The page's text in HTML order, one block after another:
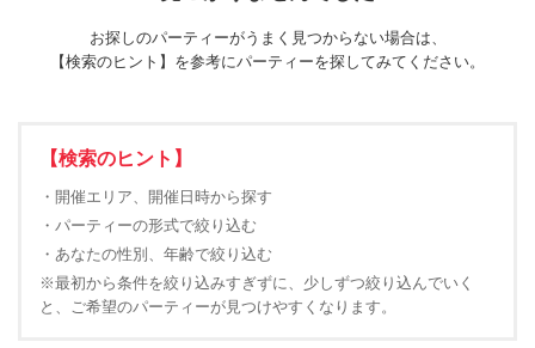
お探しのパーティーがうまく見つからない場合は、
【検索のヒント】を参考にパーティーを探してみてください。
【検索のヒント】
・開催エリア、開催日時から探す
・パーティーの形式で絞り込む
・あなたの性別、年齢で絞り込む
※最初から条件を絞り込みすぎずに、少しずつ絞り込んでいく
と、ご希望のパーティーが見つけやすくなります。